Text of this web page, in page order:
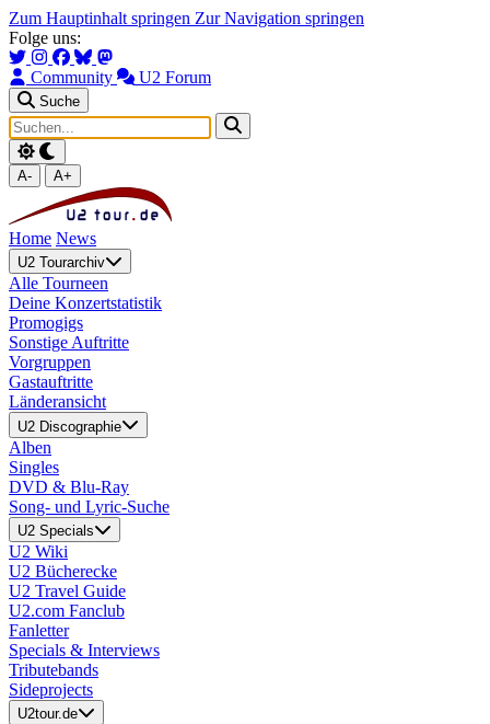
Zum Hauptinhalt springen Zur Navigation springen
Folge uns:
Community U2 Forum
Suche
A- A+
Home News
U2 Tourarchiv
Alle Tourneen
Deine Konzertstatistik
Promogigs
Sonstige Auftritte
Vorgruppen
Gastauftritte
Länderansicht
U2 Discographie
Alben
Singles
DVD & Blu-Ray
Song- und Lyric-Suche
U2 Specials
U2 Wiki
U2 Bücherecke
U2 Travel Guide
U2.com Fanclub
Fanletter
Specials & Interviews
Tributebands
Sideprojects
U2tour.de